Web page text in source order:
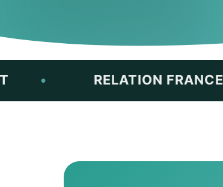
• RELATION FRANCE-RIF